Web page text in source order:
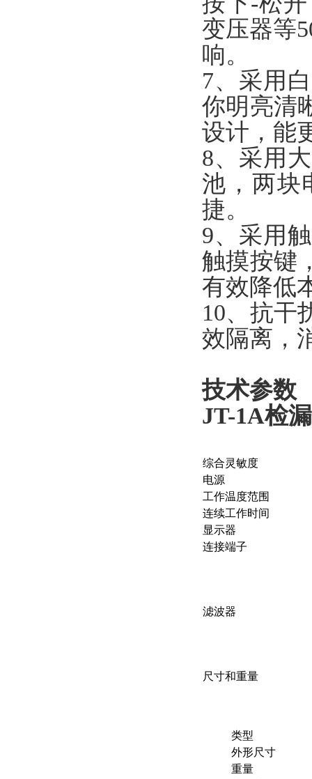
变压器等
响。
7、采用
你明亮清
设计，能
8、采用
池，两块
捷。
9、采用
触摸按键
有效降低
10、抗干
效隔离，
技术参数
JT-1A检
综合灵敏度
电源
工作温度范围
连续工作时间
显示器
连接端子
滤波器
尺寸和重量
类型
外形尺寸
重量